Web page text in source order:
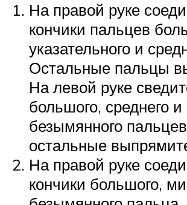
На правой руке
кончики пальцев
указательного и
Остальные пальцы
На левой руке
большого, среднего и
безымянного
остальные
На правой руке
кончики большого,